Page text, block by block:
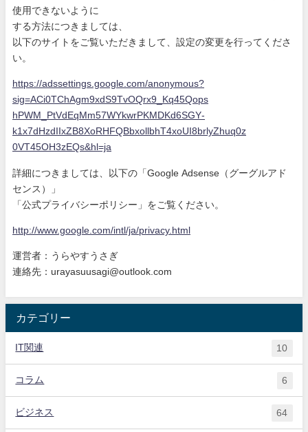
使 用できないように
する方法につきましては、
以下のサイトをご覧いただきまして、設定の変更を行ってくださ
い
https://adssettings.google.com/anonymous?
sig=ACi0TChAgm9xdS9TvOQrx9_Kq45Qops
hPWM_PtVdEqMm57WYkwrPKMDKd6SGY-
k1x7dHzdIIxZB8XoRHFQBbxollbhT4xoUI8brlyZhuq0z
0VT45OH3zEQs&hl=ja
詳細につきましては、以下の「Google Adsense（グーグルアド
センス）」
「公式プライバシーポリシー」をご覧ください。
http://www.google.com/intl/ja/privacy.html
運営者：うらやすうさぎ
連絡先：urayasuusagi@outlook.com
カテゴリー
IT関連 10
コラム 6
ビジネス 64